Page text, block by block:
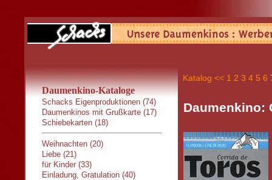
Daumenkino-Kataloge
Schacks Eigenproduktionen (74)
Daumenkinos mit Grußkarte (17)
Schiebekarten (18)
Weihnachten (20)
Liebe (21)
für Kinder (33)
Einladung, Gratulation (40)
Katalog << 1 2 3 4 5 6
Daumenkino: